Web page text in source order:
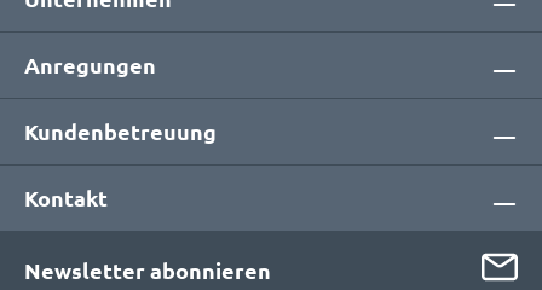
Anregungen
Kundenbetreuung
Kontakt
Newsletter abonnieren